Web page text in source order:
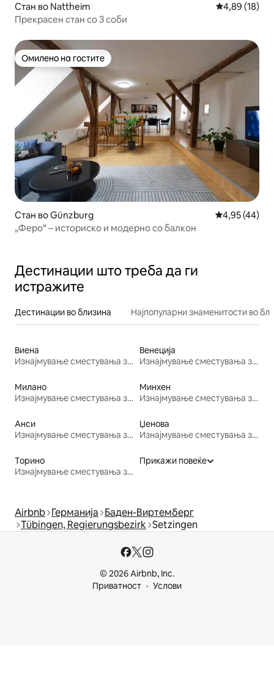
Стан во Nattheim Просечна
4,89 (18)
Прекрасен стан со 3 соби
Омилено на гостите
Омилено на гостите
Стан во Günzburg Просечна
4,95 (44)
„Феро“ – историско и модерно со балкон
Дестинации што треба да ги
истражите
Дестинации во близина Најпопуларни знаменитости во
Виена
Изнајмување сместувања за одмор
Венеција
Изнајмување сместувања за одмор
Милано
Изнајмување сместувања за одмор
Минхен
Изнајмување сместувања за одмор
Анси
Изнајмување сместувања за одмор
Џенова
Изнајмување сместувања за одмор
Торино
Изнајмување сместувања за одмор
Прикажи повеќе
Airbnb Германија Баден-Виртемберг
Tübingen, Regierungsbezirk Setzingen
© 2026 Airbnb, Inc.
Приватност
Услови